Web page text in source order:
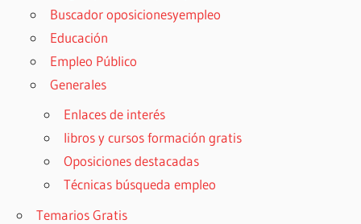
Buscador oposicionesyempleo
Educación
Empleo Público
Generales
Enlaces de interés
libros y cursos formación gratis
Oposiciones destacadas
Técnicas búsqueda empleo
Temarios Gratis